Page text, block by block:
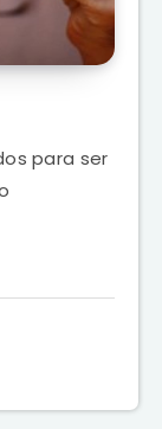
para ser